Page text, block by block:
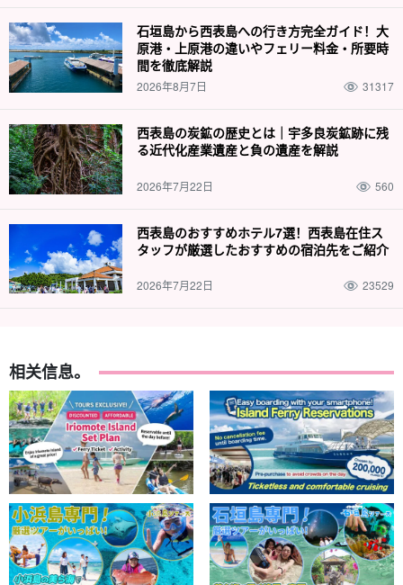
石垣島から西表島への行き方完全ガイド！大
原港・上原港の違いやフェリー料金・所要時
間を徹底解説
2026年8月7日 31317
西表島の炭鉱の歴史とは｜宇多良炭鉱跡に残
る近代化産業遺産と負の遺産を解説
2026年7月22日 560
西表島のおすすめホテル7選！西表島在住ス
タッフが厳選したおすすめの宿泊先をご紹介
2026年7月22日 23529
相关信息。